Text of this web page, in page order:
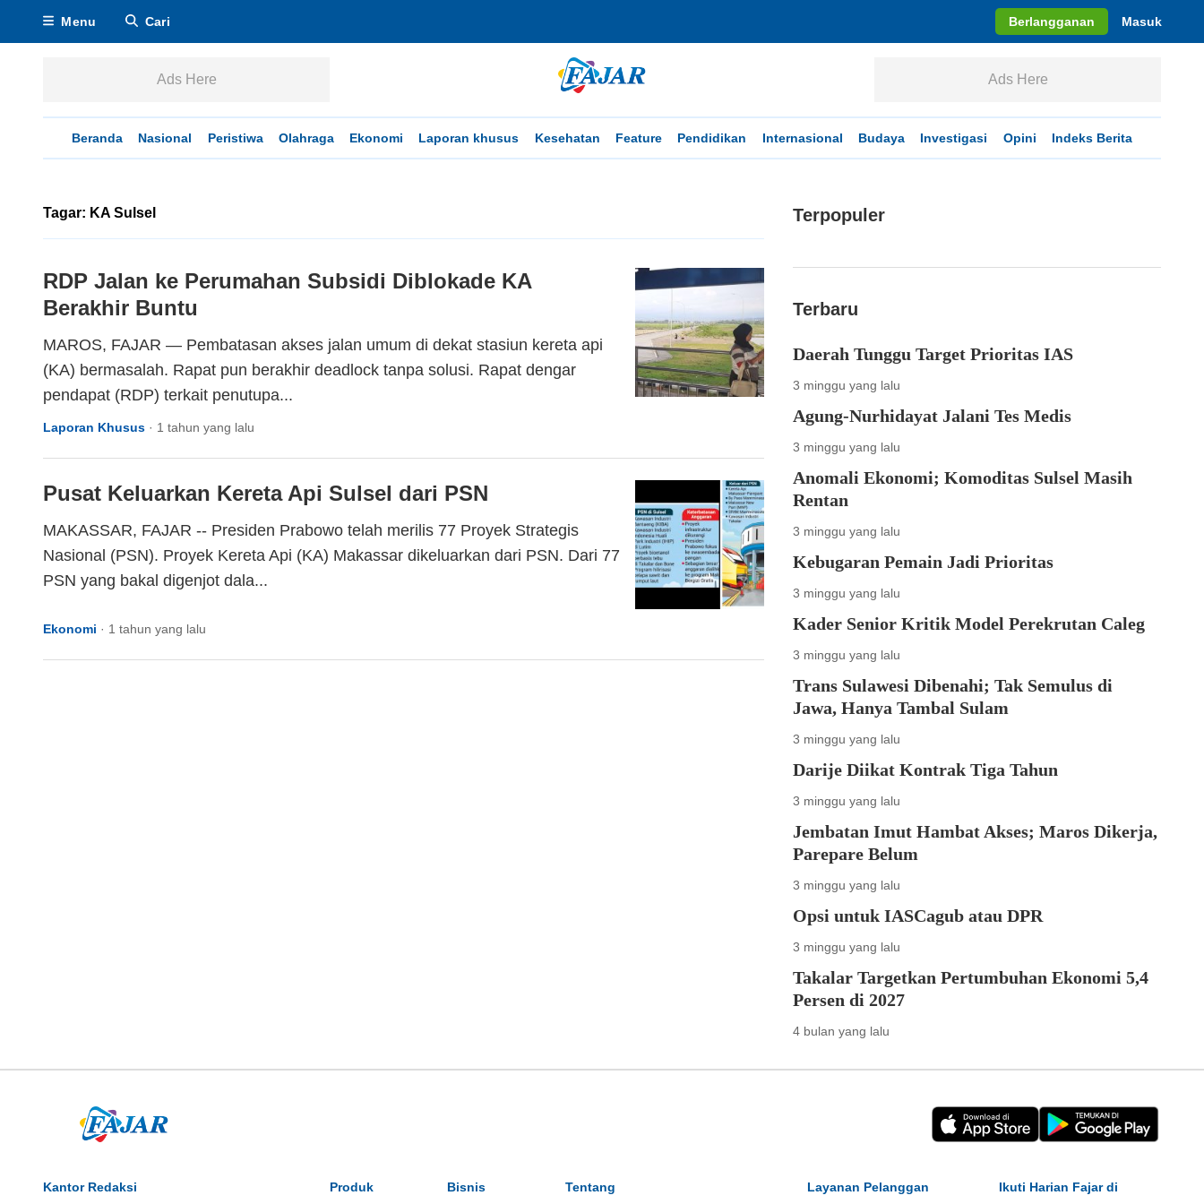
Menu Cari Berlangganan Masuk
Ads Here Ads Here
Beranda Nasional Peristiwa Olahraga Ekonomi Laporan khusus Kesehatan Feature Pendidikan Internasional Budaya Investigasi Opini Indeks Berita
Tagar: KA Sulsel
RDP Jalan ke Perumahan Subsidi Diblokade KA
Berakhir Buntu
MAROS, FAJAR — Pembatasan akses jalan umum di dekat stasiun kereta api
(KA) bermasalah. Rapat pun berakhir deadlock tanpa solusi. Rapat dengar
pendapat (RDP) terkait penutupa...
Laporan Khusus · 1 tahun yang lalu
Pusat Keluarkan Kereta Api Sulsel dari PSN
MAKASSAR, FAJAR -- Presiden Prabowo telah merilis 77 Proyek Strategis
Nasional (PSN). Proyek Kereta Api (KA) Makassar dikeluarkan dari PSN. Dari 77
PSN yang bakal digenjot dala...
Ekonomi · 1 tahun yang lalu
Terpopuler
Terbaru
Daerah Tunggu Target Prioritas IAS
3 minggu yang lalu
Agung-Nurhidayat Jalani Tes Medis
3 minggu yang lalu
Anomali Ekonomi; Komoditas Sulsel Masih
Rentan
3 minggu yang lalu
Kebugaran Pemain Jadi Prioritas
3 minggu yang lalu
Kader Senior Kritik Model Perekrutan Caleg
3 minggu yang lalu
Trans Sulawesi Dibenahi; Tak Semulus di
Jawa, Hanya Tambal Sulam
3 minggu yang lalu
Darije Diikat Kontrak Tiga Tahun
3 minggu yang lalu
Jembatan Imut Hambat Akses; Maros Dikerja,
Parepare Belum
3 minggu yang lalu
Opsi untuk IASCagub atau DPR
3 minggu yang lalu
Takalar Targetkan Pertumbuhan Ekonomi 5,4
Persen di 2027
4 bulan yang lalu
Kantor Redaksi Produk Bisnis Tentang Layanan Pelanggan Ikuti Harian Fajar di